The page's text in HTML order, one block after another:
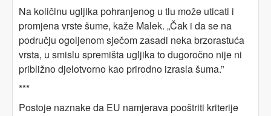
Na količinu ugljika pohranjenog u tlu može uticati i
promjena vrste šume, kaže Malek. „Čak i da se na
području ogoljenom sječom zasadi neka brzorastuća
vrsta, u smislu spremišta ugljika to dugoročno nije ni
približno djelotvorno kao prirodno izrasla šuma.”
***
Postoje naznake da EU namjerava pooštriti kriterije